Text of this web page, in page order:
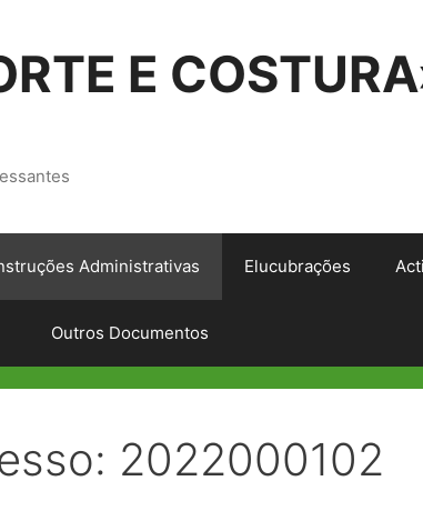
E
Administrativas Elucubrações
Outros Documentos
2022000102